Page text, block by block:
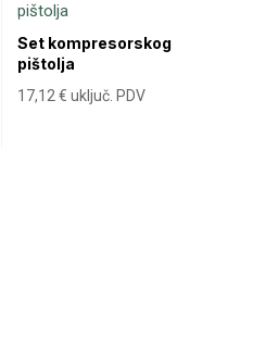
Set kompresorskog
pištolja
17,12€ uključ. PDV